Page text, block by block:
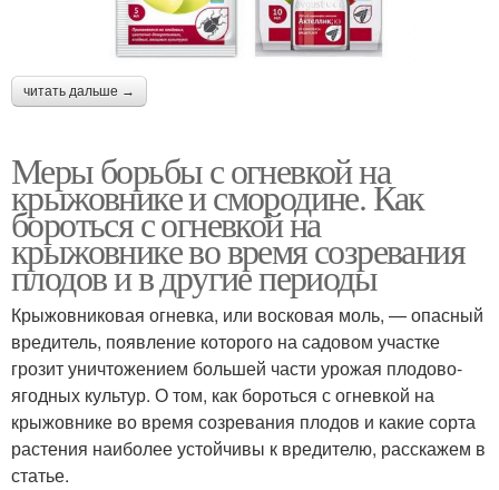
читать дальше →
Меры борьбы с огневкой на
крыжовнике и смородине. Как
бороться с огневкой на
крыжовнике во время созревания
плодов и в другие периоды
Крыжовниковая огневка, или восковая моль, — опасный
вредитель, появление которого на садовом участке
грозит уничтожением большей части урожая плодово-
ягодных культур. О том, как бороться с огневкой на
крыжовнике во время созревания плодов и какие сорта
растения наиболее устойчивы к вредителю, расскажем в
статье.